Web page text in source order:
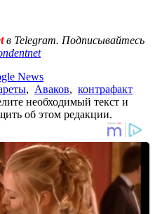
в Telegram. Подписывайтесь
News
, Аваков, контрафакт
необходимый текст и
об этом редакции.